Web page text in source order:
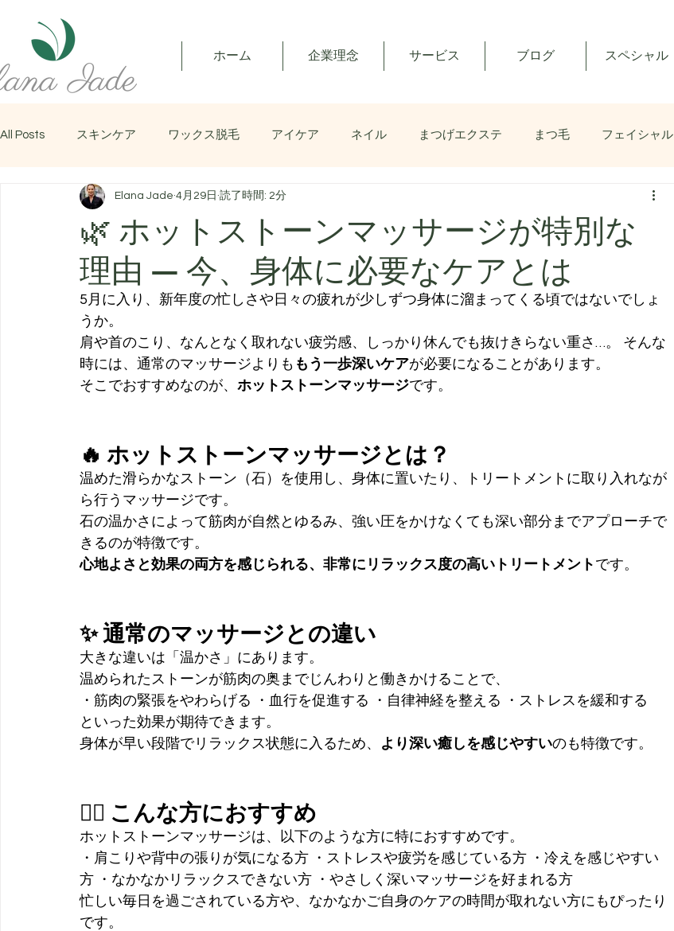
ホーム 企業理念 サービス ブログ スペシャル
All Posts スキンケア ワックス脱毛 アイケア ネイル まつげエクステ まつ毛 フェイシャル
マッサージ
🌿 ホットストーンマッサージが特別な
理由 — 今、身体に必要なケアとは
Elana Jade 4月29日 読了時間: 2分
5月に入り、新年度の忙しさや日々の疲れが少しずつ身体に溜まってくる頃ではないでしょ
うか。
肩や首のこり、なんとなく取れない疲労感、しっかり休んでも抜けきらない重さ…。 そんな
時には、通常のマッサージよりも もう一歩深いケアが必要になることがあります。
そこでおすすめなのが、 ホットストーンマッサージです。
🔥 ホットストーンマッサージとは？
温めた滑らかなストーン（石）を使用し、身体に置いたり、トリートメントに取り入れなが
ら行うマッサージです。
石の温かさによって筋肉が自然とゆるみ、強い圧をかけなくても深い部分までアプローチで
きるのが特徴です。
心地よさと効果の両方を感じられる、非常にリラックス度の高いトリートメント です。
✨ 通常のマッサージとの違い
大きな違いは「温かさ」にあります。
温められたストーンが筋肉の奥までじんわりと働きかけることで、
・筋肉の緊張をやわらげる ・血行を促進する ・自律神経を整える ・ストレスを緩和する
といった効果が期待できます。
身体が早い段階でリラックス状態に入るため、
より深い癒しを感じやすいのも特徴です。
💆‍♀️ こんな方におすすめ
ホットストーンマッサージは、以下のような方に特におすすめです。
・肩こりや背中の張りが気になる方 ・ストレスや疲労を感じている方 ・冷えを感じやすい
方 ・なかなかリラックスできない方 ・やさしく深いマッサージを好まれる方
忙しい毎日を過ごされている方や、なかなかご自身のケアの時間が取れない方にもぴったり
です。